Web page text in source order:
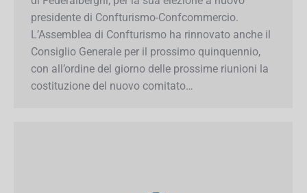
il Consiglio Generale per il prossimo
quinquennio, con all’ordine del giorno delle
prossime riunioni la costituzione del nuovo
comitato…
Iscriviti alla Newsletter!